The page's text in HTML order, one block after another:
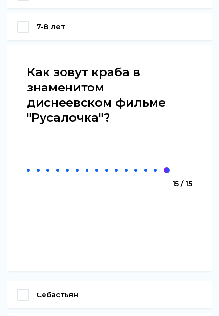
7-8 лет
Как зовут краба в
знаменитом
диснеевском фильме
"Русалочка"?
15 / 15
Себастьян